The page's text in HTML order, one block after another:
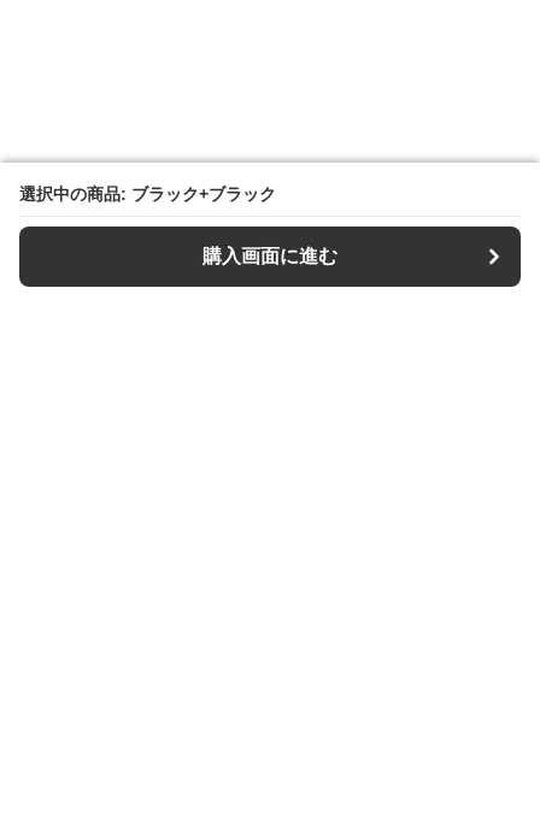
選択中の商品: ブラック+ブラック
購入画面に進む
選択中の商品: ブラック+ブラック
購入画面に進む